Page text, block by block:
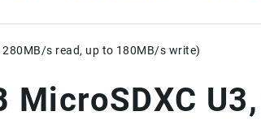
280MB/s read, up to 180MB/s write)
MicroSDXC